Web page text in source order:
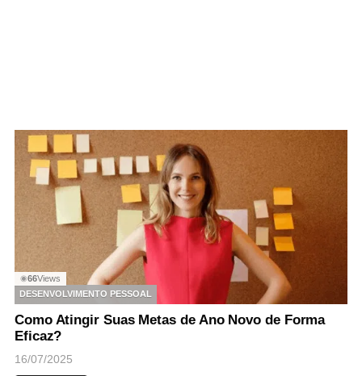
◉66Views
DESENVOLVIMENTO PESSOAL
Como Atingir Suas Metas de Ano Novo de Forma
Eficaz?
16/07/2025